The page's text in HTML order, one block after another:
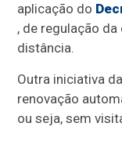
aplicação do
, de regulação
distância.
Outra iniciativa
renovação
ou seja, sem